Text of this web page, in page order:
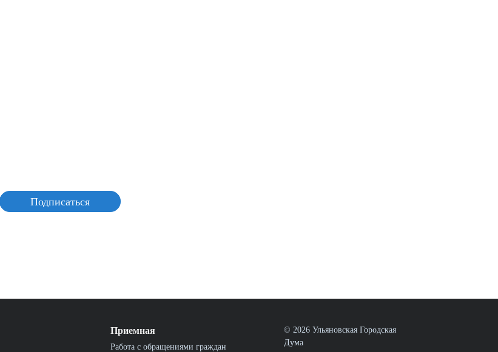
Приемная
Работа с обращениями граждан
© 2026 Ульяновская Городская
Дума